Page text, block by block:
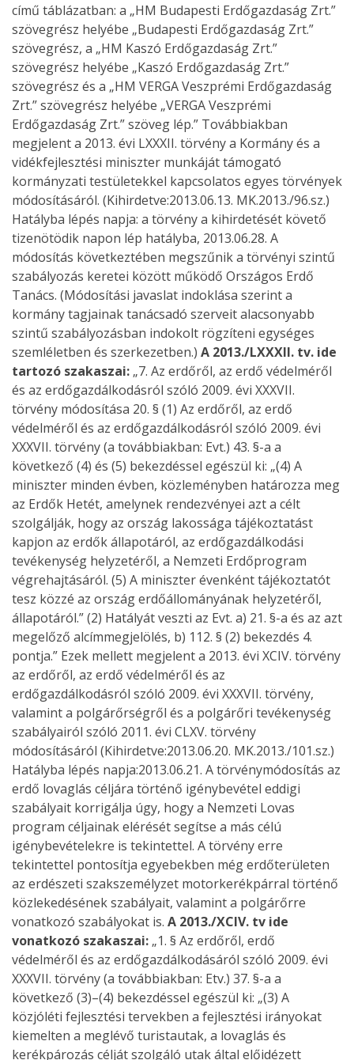
című táblázatban: a „HM Budapesti Erdőgazdaság Zrt.”
szövegrész helyébe „Budapesti Erdőgazdaság Zrt.”
szövegrész, a „HM Kaszó Erdőgazdaság Zrt.”
szövegrész helyébe „Kaszó Erdőgazdaság Zrt.”
szövegrész és a „HM VERGA Veszprémi Erdőgazdaság
Zrt.” szövegrész helyébe „VERGA Veszprémi
Erdőgazdaság Zrt.” szöveg lép.” Továbbiakban
megjelent a 2013. évi LXXXII. törvény a Kormány és a
vidékfejlesztési miniszter munkáját támogató
kormányzati testületekkel kapcsolatos egyes törvények
módosításáról. (Kihirdetve:2013.06.13. MK.2013./96.sz.)
Hatályba lépés napja: a törvény a kihirdetését követő
tizenötödik napon lép hatályba, 2013.06.28. A
módosítás következtében megszűnik a törvényi szintű
szabályozás keretei között működő Országos Erdő
Tanács. (Módosítási javaslat indoklása szerint a
kormány tagjainak tanácsadó szerveit alacsonyabb
szintű szabályozásban indokolt rögzíteni egységes
szemléletben és szerkezetben.) A 2013./LXXXII. tv. ide
tartozó szakaszai: „7. Az erdőről, az erdő védelméről
és az erdőgazdálkodásról szóló 2009. évi XXXVII.
törvény módosítása 20. § (1) Az erdőről, az erdő
védelméről és az erdőgazdálkodásról szóló 2009. évi
XXXVII. törvény (a továbbiakban: Evt.) 43. §-a a
következő (4) és (5) bekezdéssel egészül ki: „(4) A
miniszter minden évben, közleményben határozza meg
az Erdők Hetét, amelynek rendezvényei azt a célt
szolgálják, hogy az ország lakossága tájékoztatást
kapjon az erdők állapotáról, az erdőgazdálkodási
tevékenység helyzetéről, a Nemzeti Erdőprogram
végrehajtásáról. (5) A miniszter évenként tájékoztatót
tesz közzé az ország erdőállományának helyzetéről,
állapotáról.” (2) Hatályát veszti az Evt. a) 21. §-a és az azt
megelőző alcímmegjelölés, b) 112. § (2) bekezdés 4.
pontja.” Ezek mellett megjelent a 2013. évi XCIV. törvény
az erdőről, az erdő védelméről és az
erdőgazdálkodásról szóló 2009. évi XXXVII. törvény,
valamint a polgárőrségről és a polgárőri tevékenység
szabályairól szóló 2011. évi CLXV. törvény
módosításáról (Kihirdetve:2013.06.20. MK.2013./101.sz.)
Hatályba lépés napja:2013.06.21. A törvénymódosítás az
erdő lovaglás céljára történő igénybevétel eddigi
szabályait korrigálja úgy, hogy a Nemzeti Lovas
program céljainak elérését segítse a más célú
igénybevételekre is tekintettel. A törvény erre
tekintettel pontosítja egyebekben még erdőterületen
az erdészeti szakszemélyzet motorkerékpárral történő
közlekedésének szabályait, valamint a polgárőrre
vonatkozó szabályokat is. A 2013./XCIV. tv ide
vonatkozó szakaszai: „1. § Az erdőről, erdő
védelméről és az erdőgazdálkodásáról szóló 2009. évi
XXXVII. törvény (a továbbiakban: Etv.) 37. §-a a
következő (3)–(4) bekezdéssel egészül ki: „(3) A
közjóléti fejlesztési tervekben a fejlesztési irányokat
kiemelten a meglévő turistautak, a lovaglás és
kerékpározás célját szolgáló utak által előidézett